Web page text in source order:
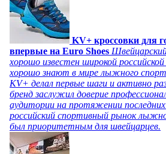
KV+ кроссовки для
впервые на Euro Shoes
хорошо известен широкой
хорошо знают в мире лыжного
KV+ делал первые шаги и активно
бренд заслужил доверие
аудитории на протяжении
российский спортивный рынок
был приоритетным для швейцарцев.